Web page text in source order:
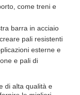
come treni e
barra in acciaio
pali resistenti
esterne e
e pali di
di alta qualità e